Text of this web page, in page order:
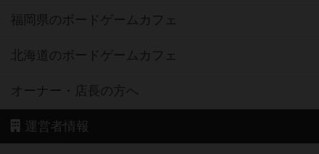
福岡県のボードゲームカフェ
北海道のボードゲームカフェ
オーナー・店長の方へ
運営者情報